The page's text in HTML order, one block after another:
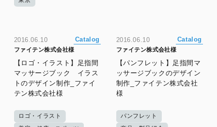
2016.06.10 Catalog
ファイテン株式会社様
【ロゴ・イラスト】足指間
マッサージブック イラス
トのデザイン制作_ファイ
テン株式会社様
ロゴ・イラスト
2016.06.10 Catalog
ファイテン株式会社様
【パンフレット】足指間マ
ッサージブックのデザイン
制作_ファイテン株式会社
様
パンフレット